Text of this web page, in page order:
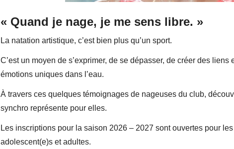
« Quand je nage, je me sens libre. »
La natation artistique, c’est bien plus qu’un sport.
C’est un moyen de s’exprimer, de se dépasser, de créer des liens
émotions uniques dans l’eau.
À travers ces quelques témoignages de nageuses du club,
synchro représente pour elles.
Les inscriptions pour la saison 2026 – 2027 sont ouvertes pour
adolescent(e)s et adultes.